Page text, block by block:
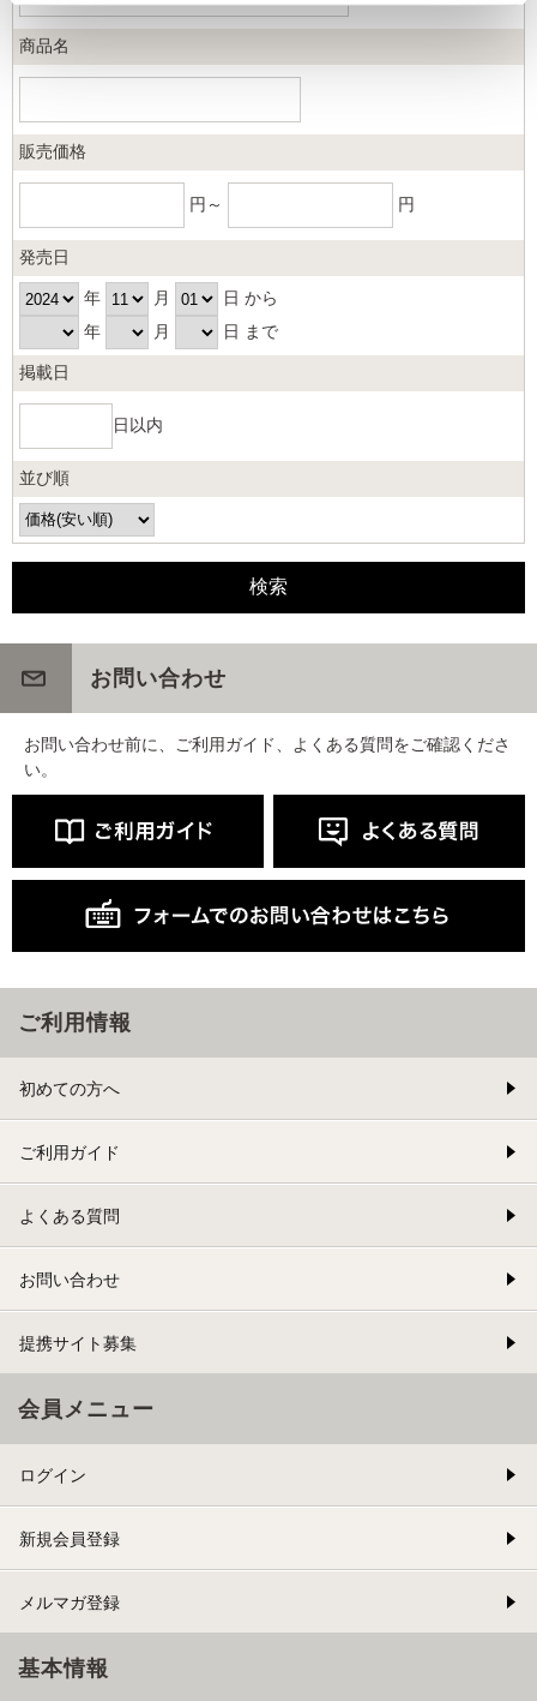
商品名
販売価格
円～ 円
発売日
年 月
日 から
年
月 日 まで
掲載日
日以内
並び順
お問い合わせ
お問い合わせ前に、ご利用ガイド、よくある質問をご確認くださ
い。
ご利用情報
初めての方へ
ご利用ガイド
よくある質問
お問い合わせ
提携サイト募集
会員メニュー
ログイン
新規会員登録
メルマガ登録
基本情報